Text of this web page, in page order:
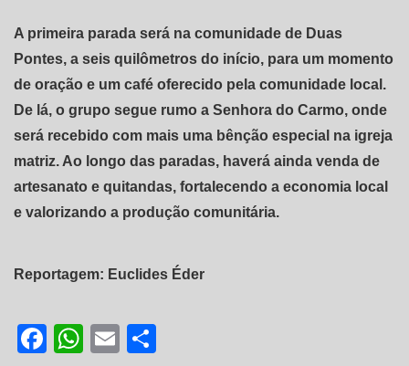
A primeira parada será na comunidade de Duas
Pontes, a seis quilômetros do início, para um momento
de oração e um café oferecido pela comunidade local.
De lá, o grupo segue rumo a Senhora do Carmo, onde
será recebido com mais uma bênção especial na igreja
matriz. Ao longo das paradas, haverá ainda venda de
artesanato e quitandas, fortalecendo a economia local
e valorizando a produção comunitária.
Reportagem: Euclides Éder
Facebook
WhatsApp
Email